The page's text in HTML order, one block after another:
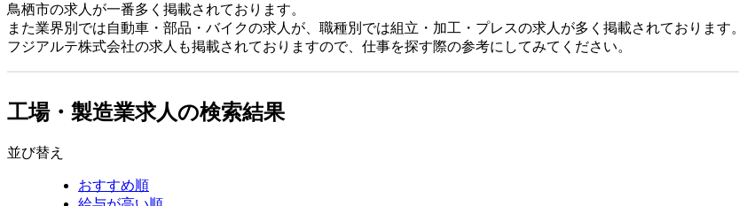
鳥栖市の求人が一番多く掲載されております。
また業界別では自動車・部品・バイクの求人が、職種別では組立・加工・プレスの求人が多く掲載されております。
フジアルテ株式会社の求人も掲載されておりますので、仕事を探す際の参考にしてみてください。
工場・製造業求人の検索結果
並び替え
おすすめ順